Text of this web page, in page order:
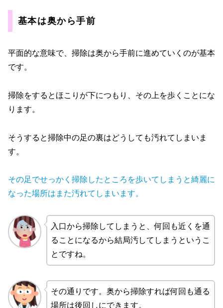
基本は奥から手前
平面的な意味で、掃除は奥から手前に進めていくのが基本
です。
掃除をするとほこりが下につもり、その上を歩くことにな
ります。
そうすると掃除中の足の裏はどうしても汚れてしまいま
す。
その足でせっかく掃除したところを歩いてしまうと綺麗に
なった場所はまた汚れてしまいます。
入口から掃除してしまうと、何回も近くを通
ることになるから結局汚してしまうというこ
とですね。
その通りです。奥から掃除すれば何回も通る
場所は後回しにできます。